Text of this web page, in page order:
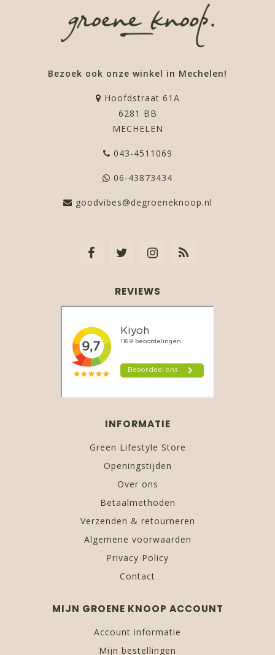
Bezoek ook onze winkel in Mechelen!
Hoofdstraat 61A
6281 BB
MECHELEN
043-4511069
06-43873434
goodvibes@degroeneknoop.nl
REVIEWS
INFORMATIE
Green Lifestyle Store
Openingstijden
Over ons
Betaalmethoden
Verzenden & retourneren
Algemene voorwaarden
Privacy Policy
Contact
MIJN GROENE KNOOP ACCOUNT
Account informatie
Mijn bestellingen